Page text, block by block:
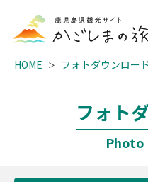
HOME フォトダウンロー
フォト